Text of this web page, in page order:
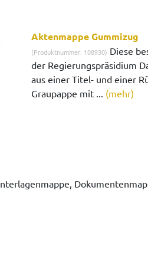
Aktenmappe Gummizug
(Produktnummer: 108930) Diese
der Regierungspräsidium
aus einer Titel- und einer
Graupappe mit ... (mehr)